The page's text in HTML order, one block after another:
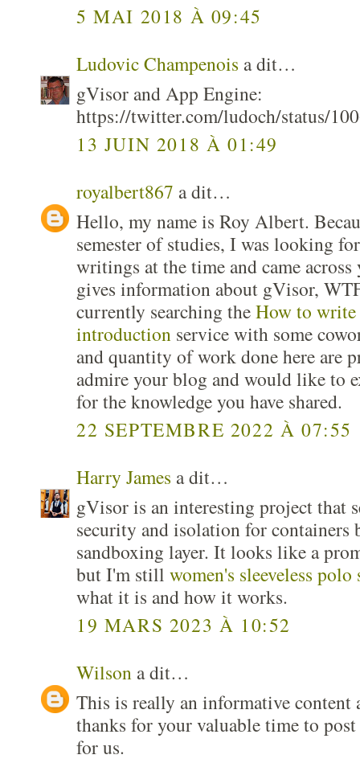
5 MAI 2018 À 09:45
Ludovic Champenois a dit…
gVisor and App Engine:
https://twitter.com/ludoch/status/
13 JUIN 2018 À 01:49
royalbert867 a dit…
Hello, my name is Roy Albert.
semester of studies, I was looking
writings at the time and came
gives information about gVisor,
currently searching theHow to write
introduction service with some
and quantity of work done here are
admire your blog and would like to
for the knowledge you have shared.
22 SEPTEMBRE 2022 À 07:55
Harry James a dit…
gVisor is an interesting project that
security and isolation for
sandboxing layer. It looks like a
but I'm still women's sleeveless
what it is and how it works.
19 MARS 2023 À 10:52
Wilson a dit…
This is really an informative
thanks for your valuable time to
for us.